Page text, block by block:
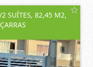
2 SUÍTES, 82,45 M2,